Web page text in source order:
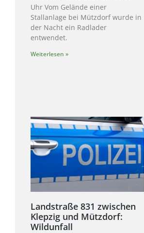
Uhr Vom Gelände einer
Stallanlage bei Mützdorf wurde in
der Nacht ein Radlader
entwendet.
Weiterlesen »
Landstraße 831 zwischen
Klepzig und Mützdorf:
Wildunfall